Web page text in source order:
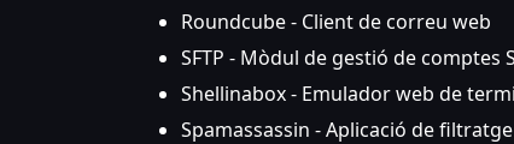
Roundcube - Client de correu web
SFTP - Mòdul de gestió de comptes
Shellinabox - Emulador web de
Spamassassin - Aplicació de